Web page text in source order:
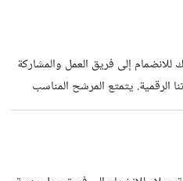
حلول برمجية عالية الأداء
المؤهلات والخبرات المطلوبة
خبرة عملية بلغة البرمجة Ruby وإطار العمل Ruby on Rails، أو
سابقة بإحدى اللغات...
إلى فريق العمل والمشاركة
الرقمية. يتمتع المرشح المناسب
إلى تصاميم تجمع بين
والابتكار عبر مختلف المنصات.
لمنتجات حسوب وقنوات التواصل
التوضيحية لدعم المحتوى